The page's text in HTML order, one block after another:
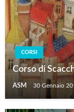
CORSI
Corso di
ASM 30 Gennaio